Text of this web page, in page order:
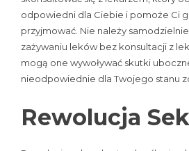
odpowiedni dla Ciebie i pomoże Ci
przyjmować. Nie należy
zażywaniu leków bez konsultacji z
mogą one wywoływać skutki
nieodpowiednie dla Twojego stanu
Rewolucja